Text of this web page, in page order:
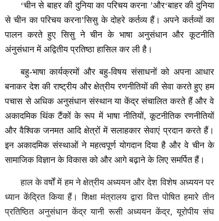
‘चीन से बाहर की दुनिया का परिचय करना ’और‘बाहर की दुनिया
से चीन का परिचय करना’सिसु के दोहरे कर्तव्य हैं।अपने कर्तव्यों का
पालन करते हुए सिसु ने चीन के भाषा अनुसंधान और कूटनीति
अंनुसंधान में अद्वितीय प्रतिष्ठा हासिल कर ली है।
बहु-भाषा कार्यक्रमों और बहु-विषय संसाधनों को अपना आधार
बनाकर देश की राष्ट्रीय और क्षेत्रीय रणनीतियों की सेवा करते हुए हम
पचास से अधिक अनुसंधान संस्थान या केंद्र संचालित करते हैं और वे
अकादमिक थिंक टैंकों के रूप में भाषा नीतियों, कूटनीतिक रणनीतियों
और वैश्विक जनमत आदि क्षेत्रों में सलाहकार सेवाएं प्रदान करते हैं।
इन अकादमिक संस्थाओं ने महत्वपूर्ण योगदान दिया है और वे चीन के
सामाजिक विज्ञान के विकास को और आगे बढ़ाने के लिए समर्पित हैं।
हाल के वर्षों में हम ने क्षेत्रीय अध्ययन और देश विशेष अध्ययन पर
ध्यान केंद्रित किया हैं। शिक्षा मंत्रालय द्वारा वित्त पोषित हमारे तीन
प्रतिष्ठित अनुसंधान केंद्र यानी रूसी अध्ययन केंद्र, यूरोपीय संघ